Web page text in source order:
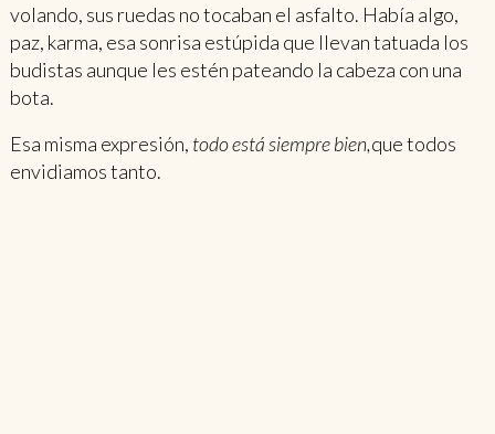
volando, sus ruedas no tocaban el asfalto. Había algo,
paz, karma, esa sonrisa estúpida que llevan tatuada los
budistas aunque les estén pateando la cabeza con una
bota.
Esa misma expresión, todo está siempre bien,que todos
envidiamos tanto.